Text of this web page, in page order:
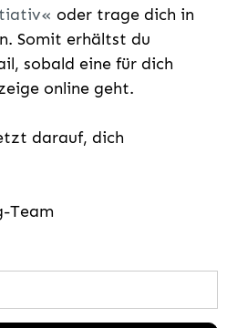
oder trage dich in
Somit erhältst du
sobald eine für dich
online geht.
darauf, dich
Team